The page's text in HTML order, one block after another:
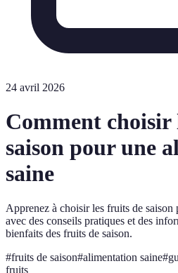
24 avril 2026
Comment choisir
saison pour une
saine
Apprenez à choisir les fruits de saison
avec des conseils pratiques et des
bienfaits des fruits de saison.
#fruits de saison#alimentation saine#
fruits